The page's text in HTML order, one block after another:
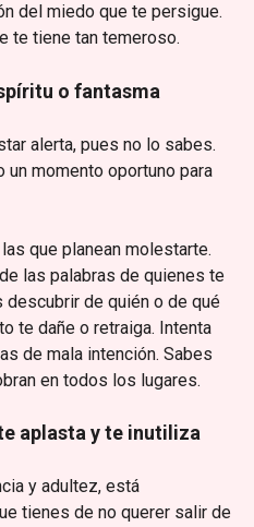
del miedo que te persigue.
te tiene tan temeroso.
o fantasma
alerta, pues no lo sabes.
un momento oportuno para
que planean molestarte.
las palabras de quienes te
de quién o de qué
te dañe o retraiga. Intenta
de mala intención. Sabes
en todos los lugares.
aplasta y te inutiliza
y adultez, está
tienes de no querer salir de